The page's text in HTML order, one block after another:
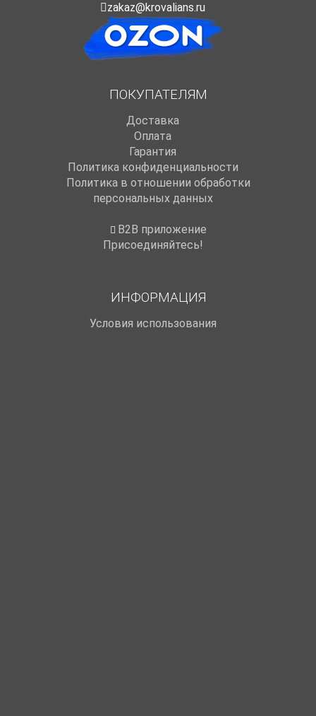
zakaz@krovalians.ru
ПОКУПАТЕЛЯМ
Доставка
Оплата
Гарантия
Политика конфиденциальности
Политика в отношении обработки
персональных данных
B2B приложение
Присоединяйтесь!
ИНФОРМАЦИЯ
Условия использования